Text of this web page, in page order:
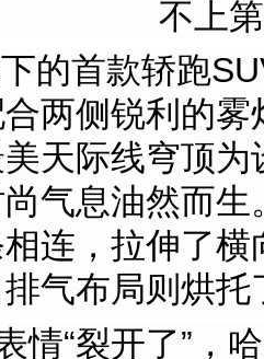
的首款轿跑
两侧锐利的
天际线穹顶
气息油然而
连，拉伸了
气布局则烘